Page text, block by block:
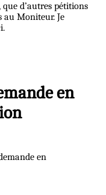
que d’autres pétitions
au Moniteur. Je
en
en